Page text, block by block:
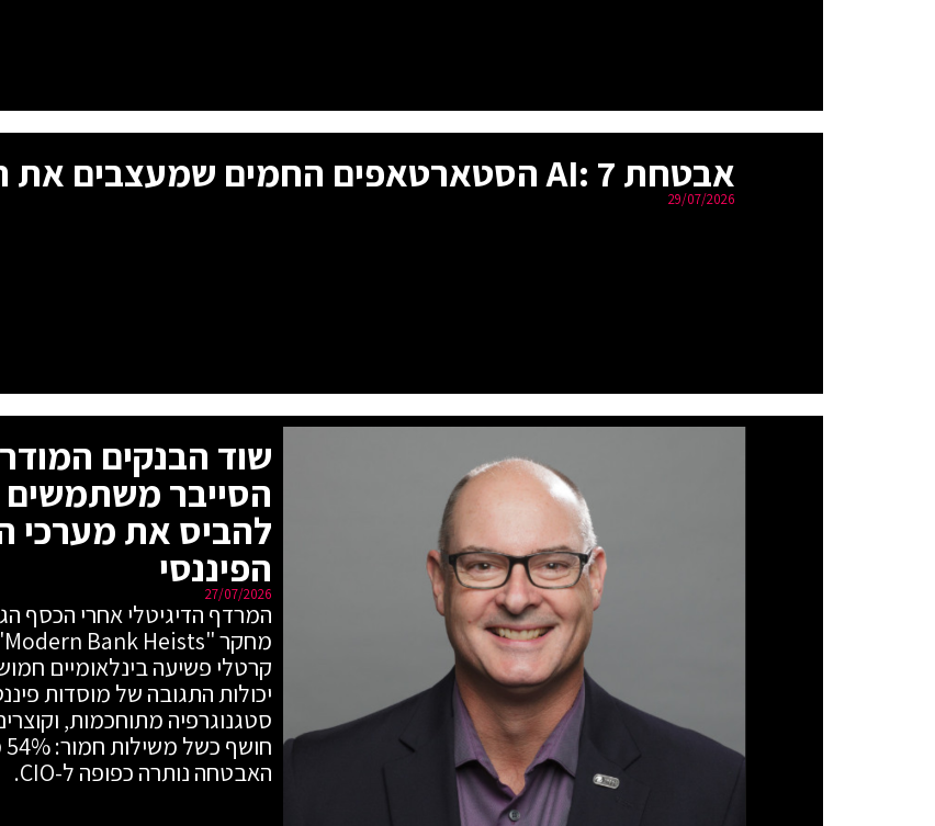
אבטחת AI: 7 הסטארטאפים החמים שמעצבים את השוק ב-2026
29/07/2026
להביס את מערכי
הפיננסי
27/07/2026
סטגנוגרפיה מתוחכמות,
האבטחה נותרה כפופה ל-CIO.